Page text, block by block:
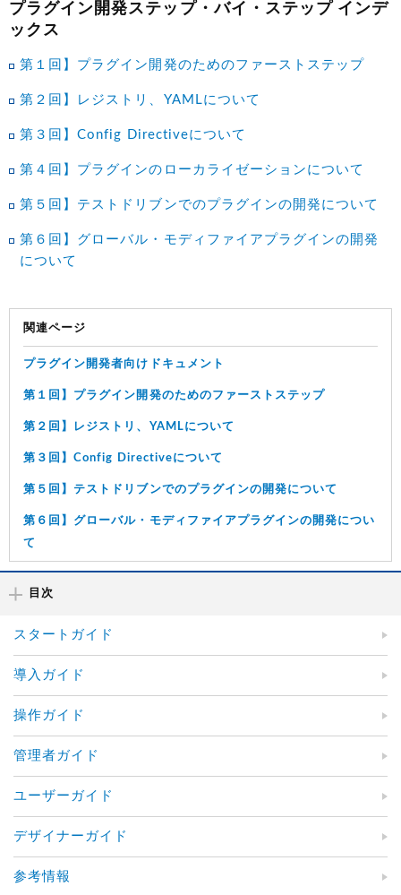
プラグイン開発ステップ・バイ・ステップ インデ
ックス
第１回】プラグイン開発のためのファーストステップ
第２回】レジストリ、YAMLについて
第３回】Config Directiveについて
第４回】プラグインのローカライゼーションについて
第５回】テストドリブンでのプラグインの開発について
第６回】グローバル・モディファイアプラグインの開発
について
関連ページ
プラグイン開発者向けドキュメント
第１回】プラグイン開発のためのファーストステップ
第２回】レジストリ、YAMLについて
第３回】Config Directiveについて
第５回】テストドリブンでのプラグインの開発について
第６回】グローバル・モディファイアプラグインの開発につい
て
目次
スタートガイド
導入ガイド
操作ガイド
管理者ガイド
ユーザーガイド
デザイナーガイド
参考情報